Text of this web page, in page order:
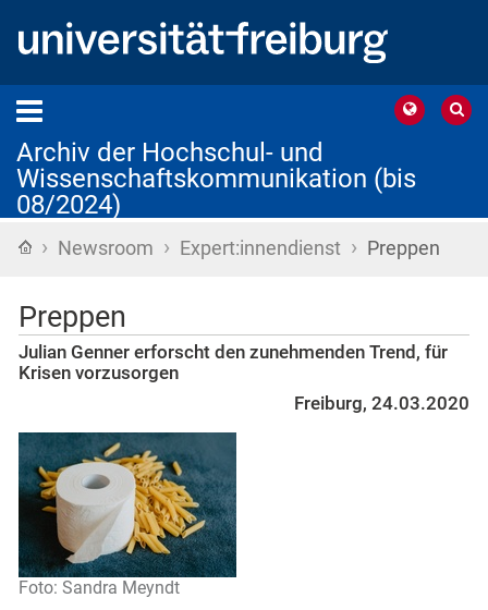
Archiv der Hochschul- und
Wissenschaftskommunikation (bis
08/2024)
Startseite
› Newsroom › Expert:innendienst › Preppen
Preppen
Julian Genner erforscht den zunehmenden Trend, für
Krisen vorzusorgen
Freiburg, 24.03.2020
Foto: Sandra Meyndt